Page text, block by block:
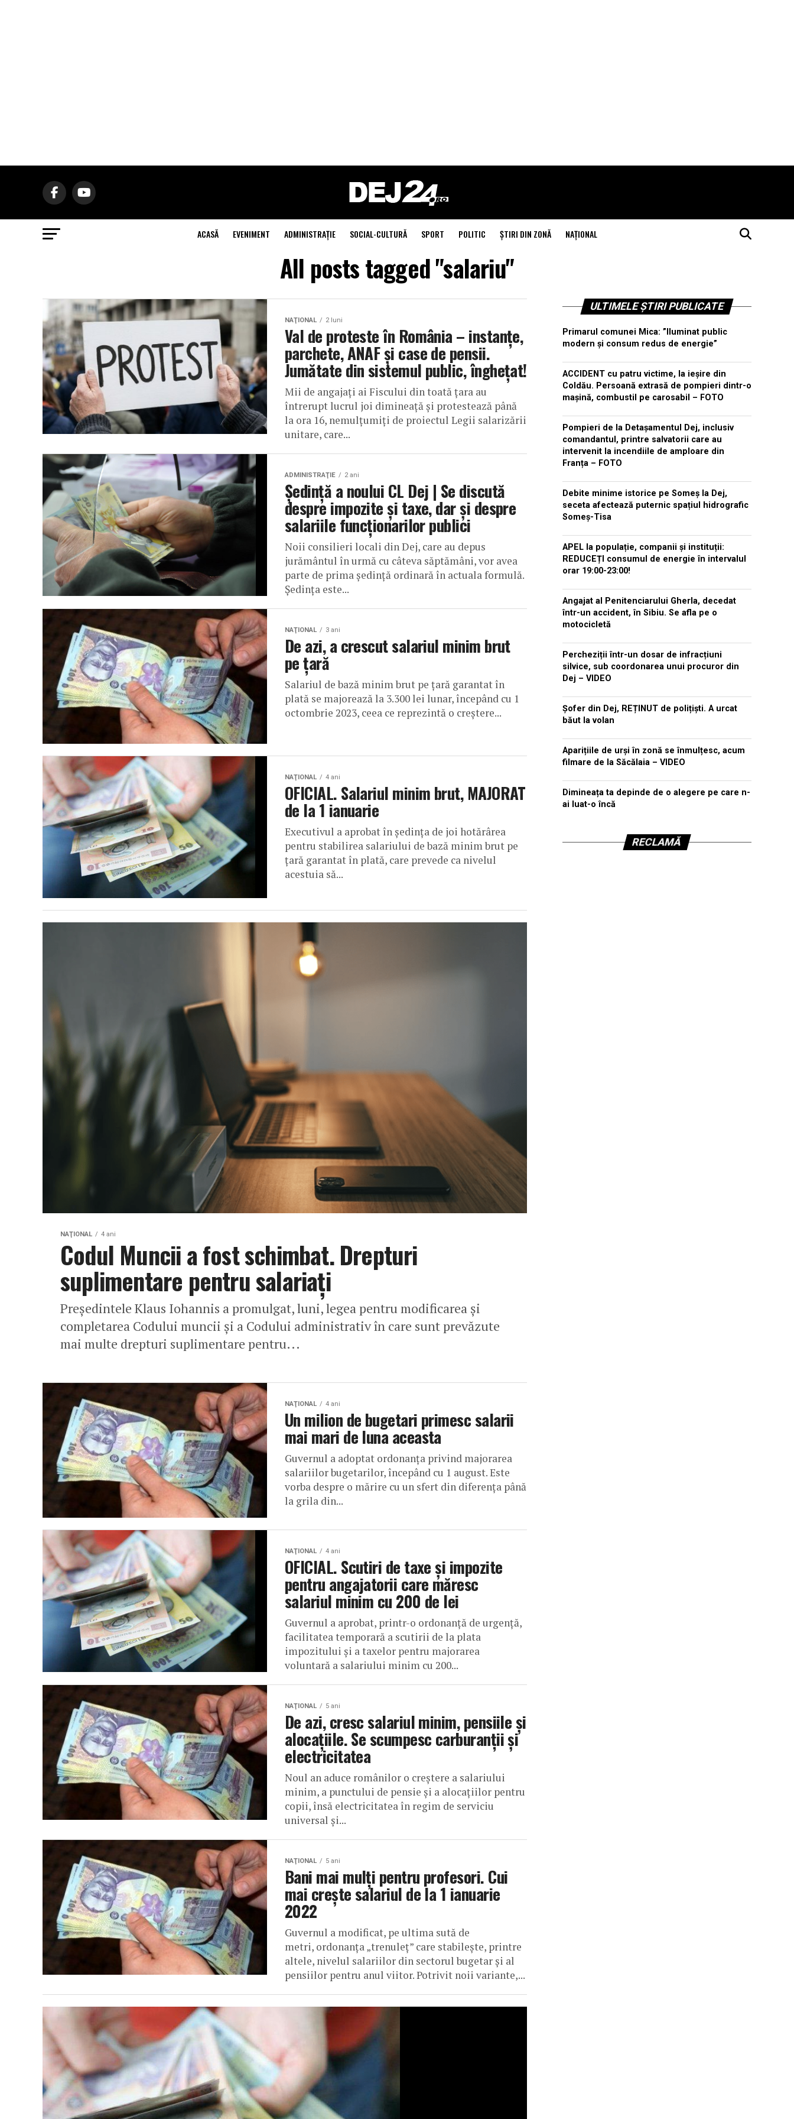
ACASĂ EVENIMENT ADMINISTRAŢIE SOCIAL-CULTURĂ SPORT POLITIC ŞTIRI DIN ZONĂ NAŢIONAL
All posts tagged "salariu"
NAŢIONAL 2 luni
Val de proteste în România – instanțe,
parchete, ANAF și case de pensii.
Jumătate din sistemul public, înghețat!
Mii de angajaţi ai Fiscului din toată ţara au
întrerupt lucrul joi dimineaţă şi protestează până
la ora 16, nemulţumiţi de proiectul Legii salarizării
unitare, care...
ADMINISTRAŢIE 2 ani
Ședință a noului CL Dej | Se discută
despre impozite și taxe, dar și despre
salariile funcționarilor publici
Noii consilieri locali din Dej, care au depus
jurământul în urmă cu câteva săptămâni, vor avea
parte de prima ședință ordinară în actuala formulă.
Ședința este...
NAŢIONAL 3 ani
De azi, a crescut salariul minim brut
pe țară
Salariul de bază minim brut pe ţară garantat în
plată se majorează la 3.300 lei lunar, începând cu 1
octombrie 2023, ceea ce reprezintă o creştere...
NAŢIONAL 4 ani
OFICIAL. Salariul minim brut, MAJORAT
de la 1 ianuarie
Executivul a aprobat în şedinţa de joi hotărârea
pentru stabilirea salariului de bază minim brut pe
ţară garantat în plată, care prevede ca nivelul
acestuia să...
NAŢIONAL 4 ani
Codul Muncii a fost schimbat. Drepturi
suplimentare pentru salariați
Preşedintele Klaus Iohannis a promulgat, luni, legea pentru modificarea şi
completarea Codului muncii şi a Codului administrativ în care sunt prevăzute
mai multe drepturi suplimentare pentru...
NAŢIONAL 4 ani
Un milion de bugetari primesc salarii
mai mari de luna aceasta
Guvernul a adoptat ordonanța privind majorarea
salariilor bugetarilor, începând cu 1 august. Este
vorba despre o mărire cu un sfert din diferența până
la grila din...
NAŢIONAL 4 ani
OFICIAL. Scutiri de taxe și impozite
pentru angajatorii care măresc
salariul minim cu 200 de lei
Guvernul a aprobat, printr-o ordonanţă de urgenţă,
facilitatea temporară a scutirii de la plata
impozitului şi a taxelor pentru majorarea
voluntară a salariului minim cu 200...
NAŢIONAL 5 ani
De azi, cresc salariul minim, pensiile şi
alocaţiile. Se scumpesc carburanții și
electricitatea
Noul an aduce românilor o creştere a salariului
minim, a punctului de pensie şi a alocaţiilor pentru
copii, însă electricitatea în regim de serviciu
universal şi...
NAŢIONAL 5 ani
Bani mai mulți pentru profesori. Cui
mai crește salariul de la 1 ianuarie
2022
Guvernul a modificat, pe ultima sută de
metri, ordonanța „trenuleț” care stabilește, printre
altele, nivelul salariilor din sectorul bugetar și al
pensiilor pentru anul viitor. Potrivit noii variante,...
ULTIMELE ȘTIRI PUBLICATE
Primarul comunei Mica: ”Iluminat public
modern și consum redus de energie”
ACCIDENT cu patru victime, la ieșire din
Coldău. Persoană extrasă de pompieri dintr-o
mașină, combustil pe carosabil – FOTO
Pompieri de la Detașamentul Dej, inclusiv
comandantul, printre salvatorii care au
intervenit la incendiile de amploare din
Franța – FOTO
Debite minime istorice pe Someș la Dej,
seceta afectează puternic spațiul hidrografic
Someș-Tisa
APEL la populație, companii și instituții:
REDUCEȚI consumul de energie în intervalul
orar 19:00-23:00!
Angajat al Penitenciarului Gherla, decedat
într-un accident, în Sibiu. Se afla pe o
motocicletă
Percheziții într-un dosar de infracțiuni
silvice, sub coordonarea unui procuror din
Dej – VIDEO
Șofer din Dej, REȚINUT de polițiști. A urcat
băut la volan
Aparițiile de urși în zonă se înmulțesc, acum
filmare de la Săcălaia – VIDEO
Dimineața ta depinde de o alegere pe care n-
ai luat-o încă
RECLAMĂ